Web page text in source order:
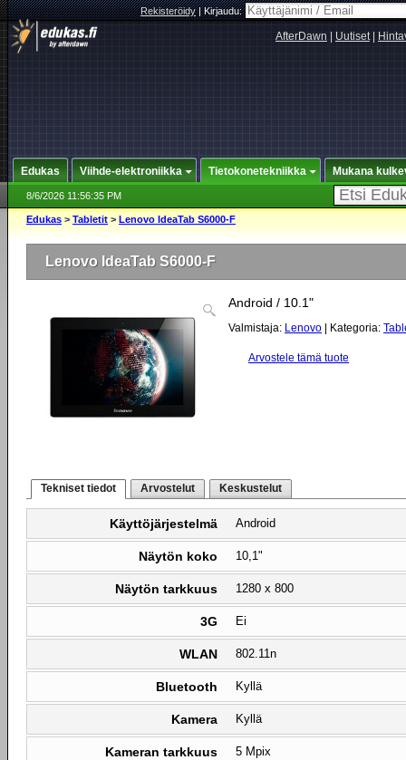
Rekisteröidy|Kirjaudu:
AfterDawn Uutiset|
Edukas Viihde-elektroniikka Tietokonetekniikka Mukana
8/6/2026 11:56:35 PM
Edukas > Tabletit > Lenovo IdeaTab S6000-F
Lenovo IdeaTab S6000-F
Android / 10.1"
Valmistaja: Lenovo | Kategoria:
Arvostele tämä tuote
Tekniset tiedot Arvostelut Keskustelut
Käyttöjärjestelmä Android
Näytön koko 10,1"
Näytön tarkkuus 1280 x 800
3G Ei
WLAN 802.11n
Bluetooth Kyllä
Kamera Kyllä
Kameran tarkkuus 5 Mpix